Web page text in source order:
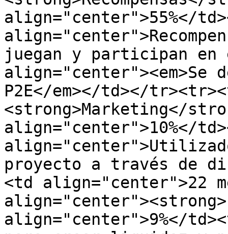
align="center">55%</
juegan y participan en
align="center"><em>Se
P2E</em></td></
<strong>Marketing</
align="center">10%</
proyecto a través de
<td align="center">22
align="center">9%</